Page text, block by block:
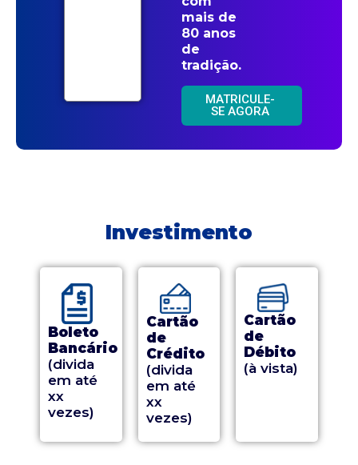
mais de
80 anos
de
tradição.
MATRICULE-
SE AGORA
Investimento
Boleto
Bancário
(divida
em até
xx
vezes)
Cartão
de
Crédito
(divida
em até
xx
vezes)
Cartão
de
Débito
(à vista)